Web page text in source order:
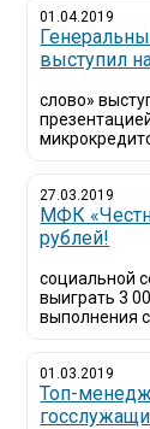
01.04.2019
выступил
слово»
27.03.2019
МФК
рублей!
социальной
выиграть 3
выполнения
01.03.2019
Топ-